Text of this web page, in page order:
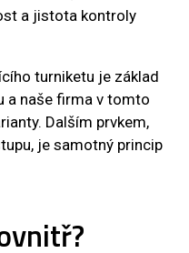
a jistota kontroly
turniketu je základ
a naše firma v tomto
Dalším prvkem,
je samotný princip